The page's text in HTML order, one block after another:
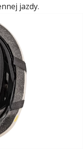
jazdy.